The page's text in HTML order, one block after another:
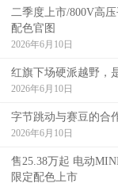
二季度上市/800V高
配色官图
2026年6月10日
红旗下场硬派越野，
2026年6月10日
字节跳动与赛豆的合
2026年6月10日
售25.38万起 电动
限定配色上市